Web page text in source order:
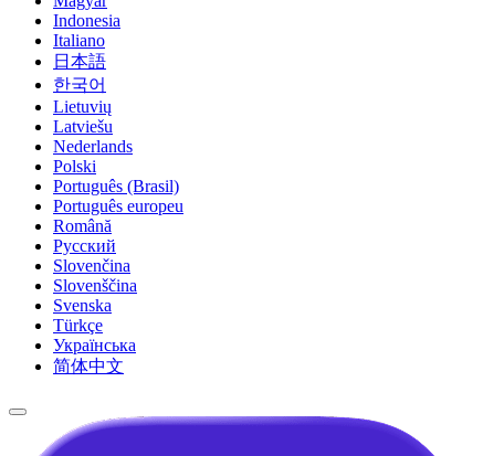
Indonesia
Italiano
日本語
한국어
Lietuvių
Latviešu
Nederlands
Polski
Português (Brasil)
Português europeu
Română
Русский
Slovenčina
Slovenščina
Svenska
Türkçe
Українська
简体中文